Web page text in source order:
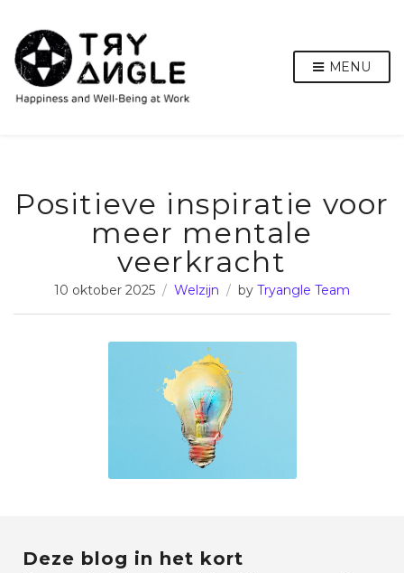
MENU
Positieve inspiratie voor
meer mentale
veerkracht
10 oktober 2025 Welzijn by Tryangle Team
Deze blog in het kort